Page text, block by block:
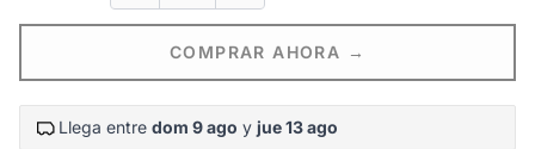
COMPRAR AHORA →
Llega entre dom 9 ago y jue 13 ago